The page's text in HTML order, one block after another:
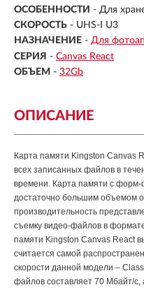
ОСОБЕННОСТИ - Для
СКОРОСТЬ - UHS-I U3
НАЗНАЧЕНИЕ - Для
СЕРИЯ - Canvas React
ОБЪЕМ - 32Gb
ОПИСАНИЕ
Карта памяти Kingston Canvas
всех записанных файлов в
времени. Карта памяти с форм-
достаточно большим объемом
производительность
съемку видео-файлов в
памяти Kingston Canvas React
считается самой
скорости данной модели –
файлов составляет 70 Мбайт/с,